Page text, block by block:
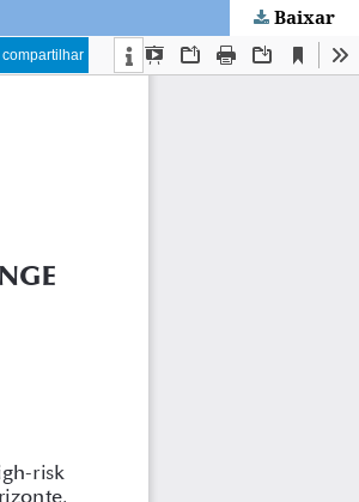
Baixar
compartilhar